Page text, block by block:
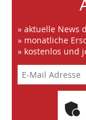
» aktuelle News
» monatliche
» kostenlos und